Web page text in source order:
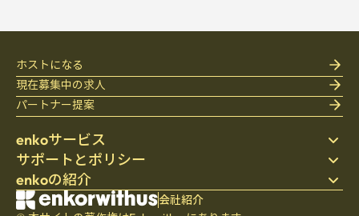
enkoサービス
ステイ先を探す
寝具
ブログ
サポートとポリシー
個人情報保護方針
利用規約
enkoの紹介
会社紹介
ホストになる
現在募集中の求人
パートナー提案
会社紹介